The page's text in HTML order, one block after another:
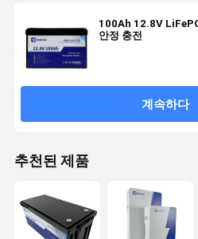
100Ah 12.8V
안정 충전
계속하다
추천된 제품